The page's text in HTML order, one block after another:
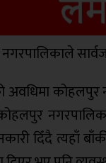
अवधिमा कोहलपुर
दिँदै त्यहाँ